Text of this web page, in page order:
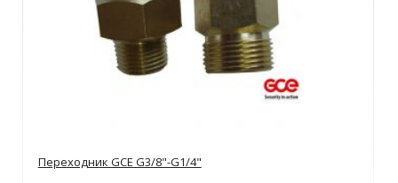
Переходник GCE G3/8"-G1/4"